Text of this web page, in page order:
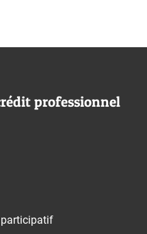
professionnel